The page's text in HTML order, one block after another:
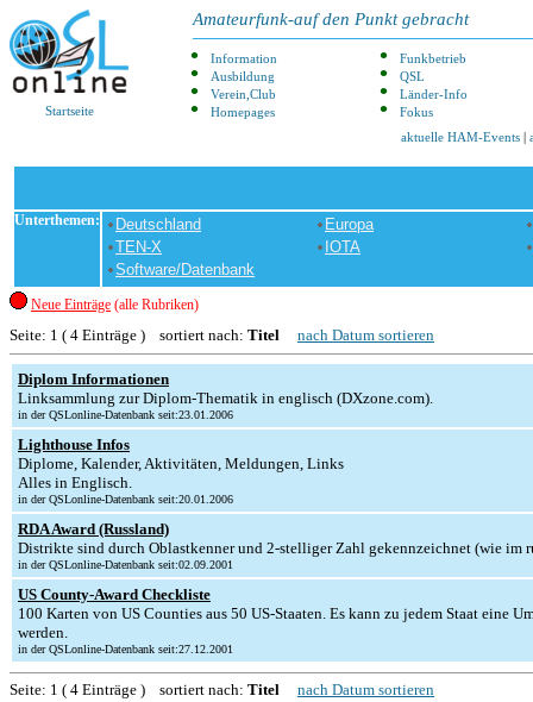
Startseite
Amateurfunk-auf den Punkt gebracht
Information
Funkbetrieb
Ausbildung
QSL
Verein,Club
Länder-Info
Homepages
Fokus
aktuelle HAM-Events
Unterthemen: Deutschland
Europa
TEN-X
IOTA
Software/Datenbank
Neue Einträge (alle Rubriken)
Seite: 1 ( 4 Einträge ) sortiert nach: Titel nach Datum sortieren
Diplom Informationen
Linksammlung zur Diplom-Thematik in englisch (DXzone.com).
in der QSLonline-Datenbank seit:23.01.2006
Lighthouse Infos
Diplome, Kalender, Aktivitäten, Meldungen, Links
Alles in Englisch.
in der QSLonline-Datenbank seit:20.01.2006
RDA Award (Russland)
Distrikte sind durch Oblastkenner und 2-stelliger Zahl gekennzeichnet (wie im
in der QSLonline-Datenbank seit:02.09.2001
US County-Award Checkliste
100 Karten von US Counties aus 50 US-Staaten. Es kann zu jedem Staat eine
werden.
in der QSLonline-Datenbank seit:27.12.2001
Seite: 1 ( 4 Einträge ) sortiert nach: Titel nach Datum sortieren